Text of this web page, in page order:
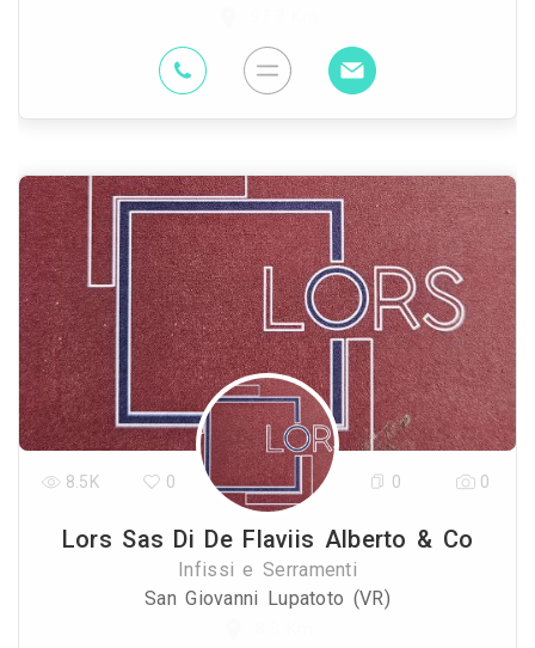
Lors Sas Di De Flaviis Alberto & Co
Infissi e Serramenti
San Giovanni Lupatoto (VR)
8.5K 0 0 0